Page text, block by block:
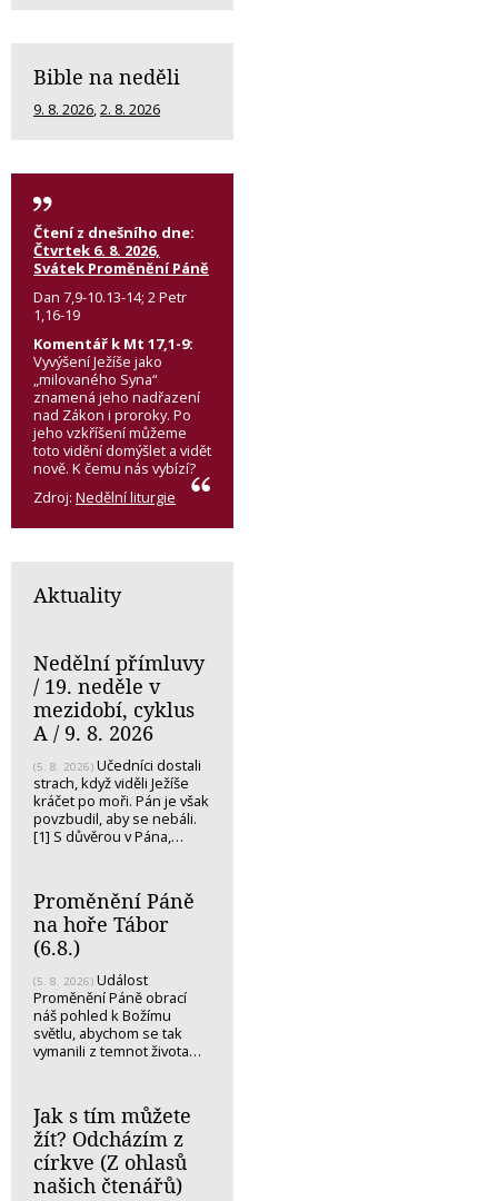
Bible na neděli
9. 8. 2026,2. 8. 2026
Čtení z dnešního dne:
Čtvrtek 6. 8. 2026,
Svátek Proměnění Páně
Dan 7,9-10.13-14; 2 Petr
1,16-19
Komentář k Mt 17,1-9:
Vyvýšení Ježíše jako
„milovaného Syna“
znamená jeho nadřazení
nad Zákon i proroky. Po
jeho vzkříšení můžeme
toto vidění domýšlet a vidět
nově. K čemu nás vybízí?
Zdroj: Nedělní liturgie
Aktuality
Nedělní přímluvy
/ 19. neděle v
mezidobí, cyklus
A / 9. 8. 2026
(5. 8. 2026) Učedníci dostali
strach, když viděli Ježíše
kráčet po moři. Pán je však
povzbudil, aby se nebáli.
[1] S důvěrou v Pána,…
Proměnění Páně
na hoře Tábor
(6.8.)
(5. 8. 2026) Událost
Proměnění Páně obrací
náš pohled k Božímu
světlu, abychom se tak
vymanili z temnot života…
Jak s tím můžete
žít? Odcházím z
církve (Z ohlasů
našich čtenářů)